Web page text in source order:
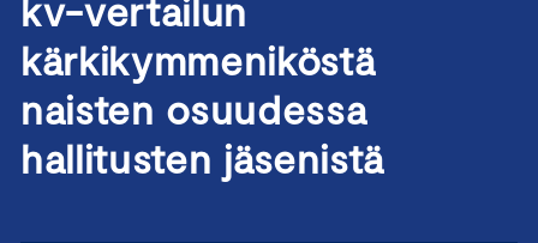
kv-vertailun
kärkikymmeniköstä
naisten osuudessa
hallitusten jäsenistä